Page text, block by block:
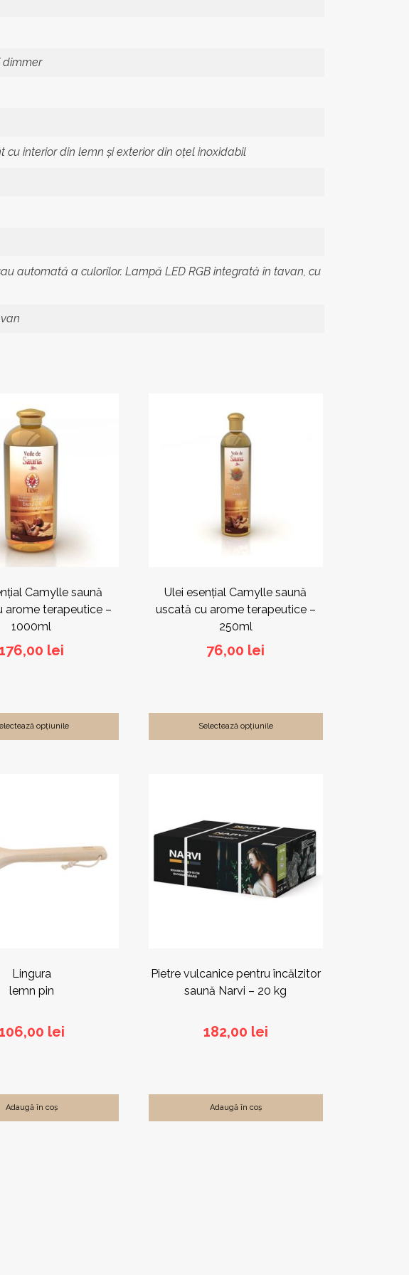
dimmer
interior din lemn și exterior din oțel inoxidabil
automată a culorilor. Lampă LED RGB integrată în tavan, cu
Camylle saună
arome terapeutice –
1000ml
lei
opțiunile
Ulei esențial Camylle saună
uscată cu arome terapeutice –
250ml
76,00 lei
Selectează opțiunile
Lingura
lemn pin
lei
Adaugă în coș
Pietre vulcanice pentru încălzitor
saună Narvi – 20 kg
182,00 lei
Adaugă în coș